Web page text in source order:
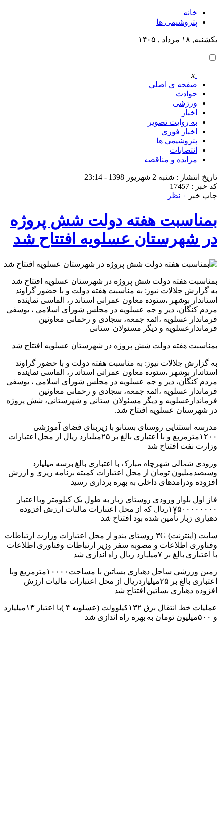
خانه
پتروشيمى ها
یکشنبه, ۱۸ مرداد , ۱۴۰۵
x
صفحه ی اصلی
حوادث
ورزشی
اخبار
به روایت تصویر
اخبار فوری
پتروشيمى ها
انتصابات
مزایده و مناقصه
تاریخ انتشار : شنبه 2 شهریور 1398 - 23:14
کد خبر : 17457
چاپ خبر
۰ نظر
بمناسبت هفته دولت شش پروژه
در شهرستان عسلویه افتتاح شد
بمناسبت هفته دولت شش پروژه در شهرستان عسلویه افتتاح شد
به گزارش جلالات نیوز: به مناسبت هفته دولت و با حضور گراوند
استاندار بوشهر ،ستوده معاون عمرانی استاندار، الماسی نماینده
مردم کنگان، دیر و جم عسلویه در مجلس شورای اسلامی ، یوسفی
فرماندار عسلویه ،ائمه جمعه، سجادی و رحمانی معاونین
فرماندارعسلویه و دیگر مسئولان استانی
بمناسبت هفته دولت شش پروژه در شهرستان عسلویه افتتاح شد
به گزارش جلالات نیوز: به مناسبت هفته دولت و با حضور گراوند
استاندار بوشهر ،ستوده معاون عمرانی استاندار، الماسی نماینده
مردم کنگان، دیر و جم عسلویه در مجلس شورای اسلامی ، یوسفی
فرماندار عسلویه ،ائمه جمعه، سجادی و رحمانی معاونین
فرماندارعسلویه و دیگر مسئولان استانی و شهرستانی، شش پروژه
در شهرستان عسلویه افتتاح شد.
مدرسه استثنایی روستای بستانو با زیربنای فضای آموزشی
١٢٠٠مترمربع و با اعتباری بالغ بر ۲۵میلیارد ریال از محل اعتبارات
وزارت نفت افتتاح شد
ورودی شمالی شهرچاه مبارک با اعتباری بالغ برسه میلیارد
وسیصدمیلیون تومان از محل اعتبارات کمیته برنامه ریزی و ارزش
افزوده ودرامدهای داخلی به بهره برداری رسید
فاز اول بلوار ورودی روستای زبار به طول یک کیلومتر وبا اعتبار
۱۷۵۰۰۰۰۰۰۰۰ریال که از محل اعتبارات مالیات ارزش افزوده
دهیاری زبار تأمین شده بود افتتاح شد
سایت (اینترنت) ۳G روستای بندو از محل اعتبارات وزارت ارتباطات
وفناوری اطلاعات و مصوبه سفر وزیر ارتباطات وفناوری اطلاعات
با اعتباری بالغ بر ٧میلیارد ریال راه اندازی شد
زمین ورزشی ساحل دهیاری بساتین با مساحت١٠٠٠٠مترمربع وبا
اعتباری بالغ بر ۲۵میلیاردریال از محل اعتبارات مالیات ارزش
افزوده دهیاری بساتین افتتاح شد
عملیات خط انتقال برق ١٣٢کیلوولت (عسلویه ۴ )با اعتبار ١٣میلیارد
و ۵۰۰میلیون تومان به بهره راه اندازی شد